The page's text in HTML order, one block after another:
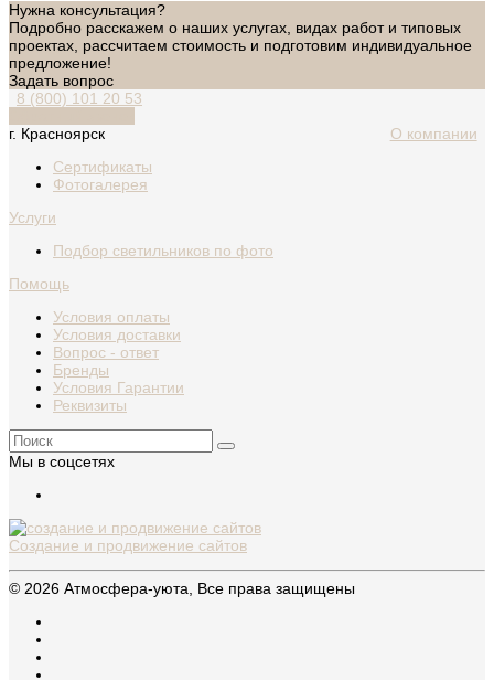
Нужна консультация?
Подробно расскажем о наших услугах, видах работ и типовых
проектах, рассчитаем стоимость и подготовим индивидуальное
предложение!
Задать вопрос
8 (800) 101 20 53
г. Красноярск
О компании
Сертификаты
Фотогалерея
Услуги
Подбор светильников по фото
Помощь
Условия оплаты
Условия доставки
Вопрос - ответ
Бренды
Условия Гарантии
Реквизиты
Мы в соцсетях
Создание и продвижение сайтов
© 2026 Атмосфера-уюта, Все права защищены